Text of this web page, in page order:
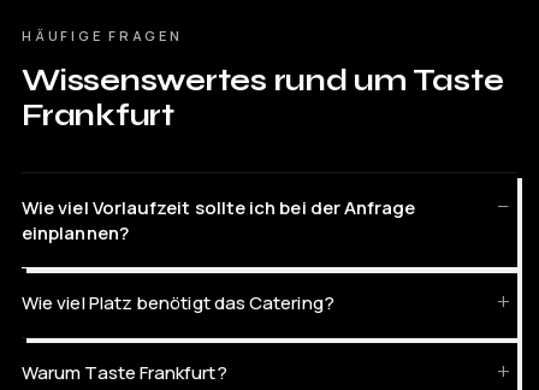
HÄUFIGE FRAGEN
Wissenswertes rund um Taste
Frankfurt
Wie viel Vorlaufzeit sollte ich bei der Anfrage
einplannen?
Wie viel Platz benötigt das Catering?
Warum Taste Frankfurt?